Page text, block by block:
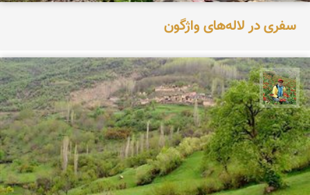
سفری در لاله‌های واژگون
اسفندیار خدایی